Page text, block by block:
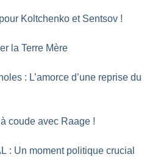
Koltchenko et Sentsov !
la Terre Mère
: L’amorce d’une reprise du
coude avec Raage !
: Un moment politique crucial